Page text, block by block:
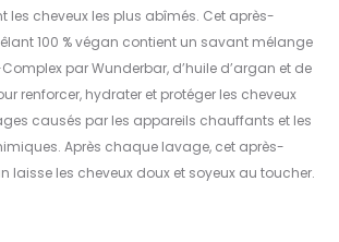
les cheveux les plus abîmés. Cet après-
100 % végan contient un savant mélange
par Wunderbar, d’huile d’argan et de
renforcer, hydrater et protéger les cheveux
causés par les appareils chauffants et les
Après chaque lavage, cet après-
laisse les cheveux doux et soyeux au toucher.